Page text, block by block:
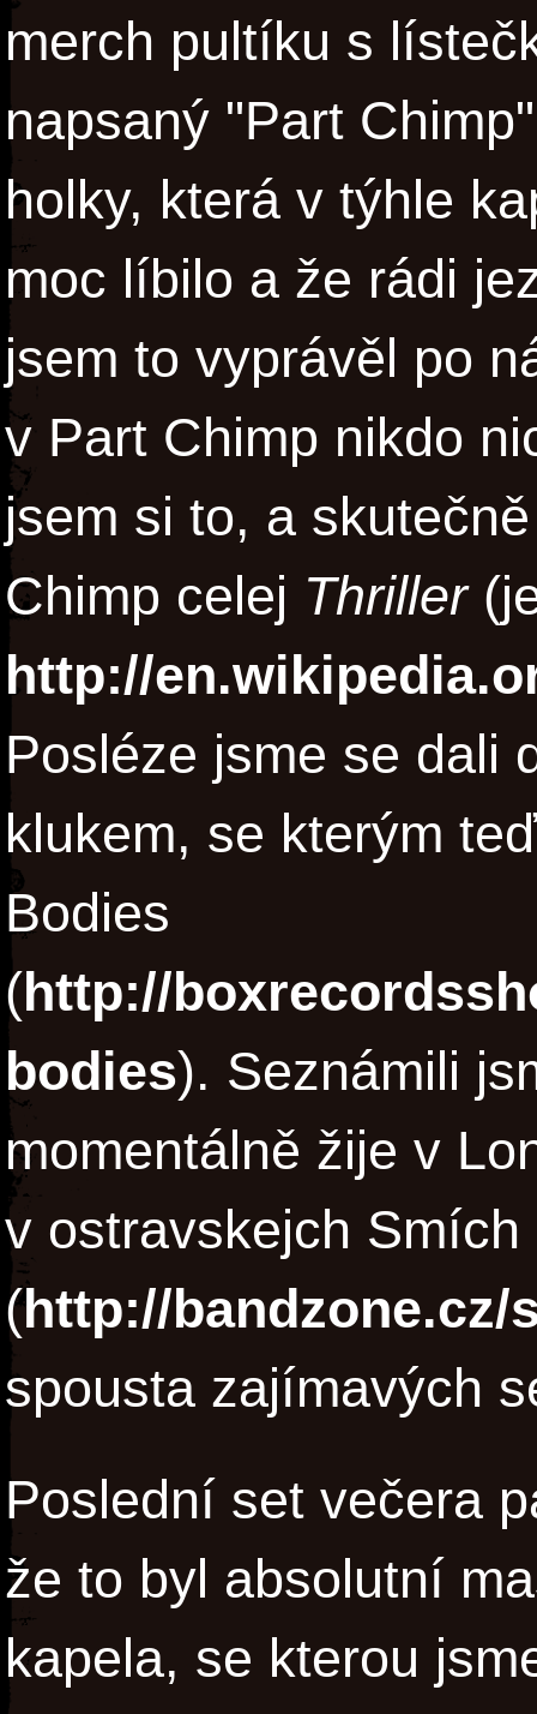
merch pultíku s
napsaný "Part
holky, která v týhle
moc líbilo a že rádi
jsem to vyprávěl po
v Part Chimp nikdo
jsem si to, a
Chimp celej Thriller
http://
Posléze jsme se dali
klukem, se kterým
Bodies
(http://
bodies). Seznámili
momentálně žije v
v ostravskejch Smích
(http://bandzone.cz/
spousta zajímavých
Poslední set večera
že to byl absolutní
kapela, se kterou